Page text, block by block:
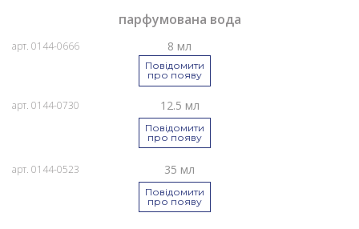
парфумована вода
арт. 0144-0666 8 мл
Повідомити
про появу
арт. 0144-0730 12.5 мл
Повідомити
про появу
арт. 0144-0523 35 мл
Повідомити
про появу